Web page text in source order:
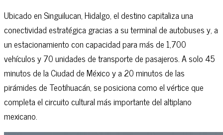
Ubicado en Singuilucan, Hidalgo, el destino capitaliza una
conectividad estratégica gracias a su terminal de autobuses y, a
un estacionamiento con capacidad para más de 1,700
vehículos y 70 unidades de transporte de pasajeros. A solo 45
minutos de la Ciudad de México y a 20 minutos de las
pirámides de Teotihuacán, se posiciona como el vértice que
completa el circuito cultural más importante del altiplano
mexicano.